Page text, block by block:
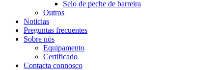
Selo de peche de barreira
Outros
Noticias
Preguntas frecuentes
Sobre nós
Equipamento
Certificado
Contacta connosco